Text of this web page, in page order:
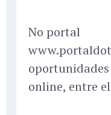
No portal
online, entre